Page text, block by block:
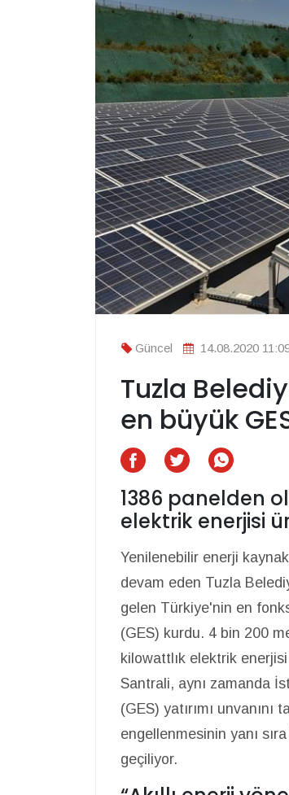
Güncel 14.08.2020
Tuzla
en büyük
1386 panelden
elektrik enerjisi
Yenilenebilir enerji
devam eden Tuzla
gelen Türkiye'nin en
(GES) kurdu. 4 bin 200
kilowattlık elektrik
Santrali, aynı zamanda
(GES) yatırımı
engellenmesinin yanı
geçiliyor.